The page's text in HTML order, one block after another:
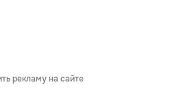
рекламу на сайте